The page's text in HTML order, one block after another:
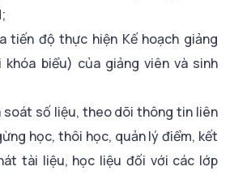
tiến độ thực hiện Kế hoạch giảng
biểu) của giảng viên và sinh
soát số liệu, theo dõi thông tin liên
học, thôi học, quản lý điểm, kết
tài liệu, học liệu đối với các lớp